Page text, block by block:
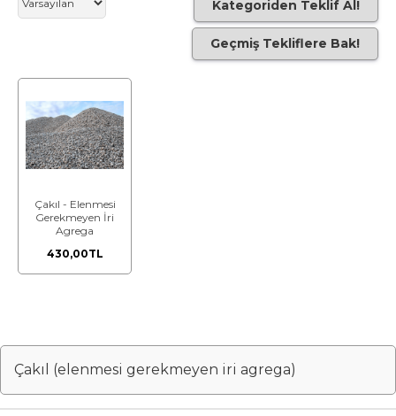
Kategoriden Teklif Al!
Geçmiş Tekliflere Bak!
Çakıl - Elenmesi
Gerekmeyen İri
Agrega
430,00TL
Çakıl (elenmesi gerekmeyen iri agrega)